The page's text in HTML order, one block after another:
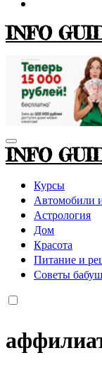
INFO
INFO
Курсы
Автомобили
Астрология
Дом
Красота
Питание и
Советы